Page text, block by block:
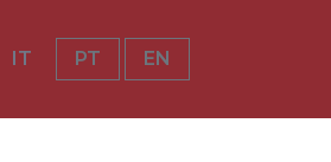
IT PT EN